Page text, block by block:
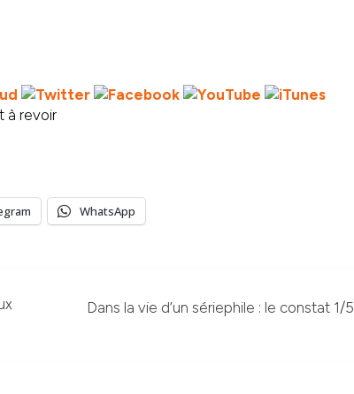
à revoir
WhatsApp
Dans la vie d’un sériephile : le constat 1/5